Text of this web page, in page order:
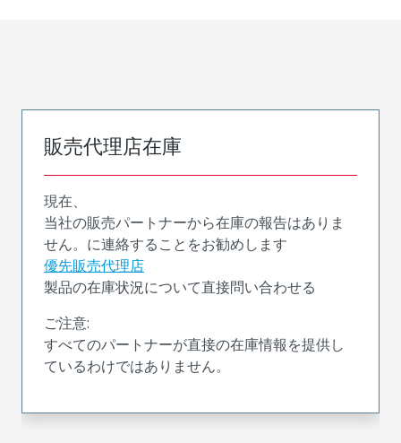
販売代理店在庫
現在、
当社の販売パートナーから在庫の報告はありま
せん。に連絡することをお勧めします
優先販売代理店
製品の在庫状況について直接問い合わせる
ご注意:
すべてのパートナーが直接の在庫情報を提供し
ているわけではありません。